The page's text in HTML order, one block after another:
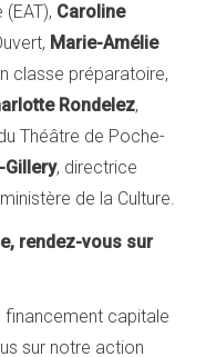
Caroline
Marie-Amélie
classe préparatoire,
Rondelez,
Théâtre de Poche-
Gillery, directrice
de la Culture.
rendez-vous sur
financement capitale
sur notre action